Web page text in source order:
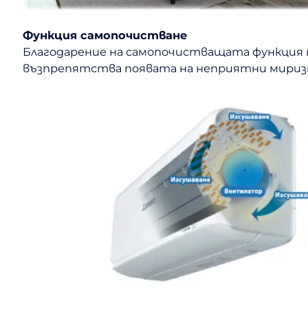
Функция самопочистване
Благодарение на самопочистващата
възпрепятства появата на неприятни